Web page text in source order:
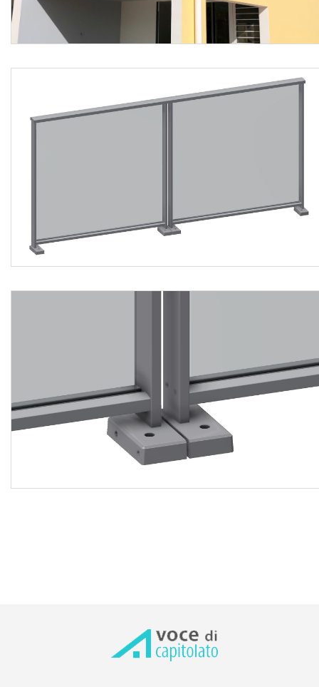
copertura in plastica colorata, tappi terminali per corrimano
in alluminio spazzolato anodizzato o verniciato a polvere.
Il prodotto deve rispettare le seguenti caratteristiche
fornitura: moduli preassemblati in produzione; tipologia
montaggio: sopra soletta o sul frontalino laterale; materiale
struttura: alluminio grezzo; finitura: spazzolato anodizzato
struttura in alluminio: classe A1 (EN 13501-1); saldabilità:
nel rispetto della norma EN 755-2; tipi di tamponature: a
vetro, con barre verticali, con pannello in lamiera forata;
dimensioni montanti: 60 x 15 mm; dimensione flangia a
pavimento: 129 x 65 x 26 (H) mm; dimensioni rotaia: 56 x
complessiva parapetto prescelto: 100 cm (tra pavimento e
sommità corrimano); spessore vetro stratificato: 8,76 mm;
max. carico lineare: > 2 kN/m per montaggio sopra soletta,
> 1 kN/m per montaggio laterale; distanza max. tra
montanti: 872 mm (montaggio sopra soletta), 1.472 mm
(montaggio laterale); norme di riferimento: NTC 2018 per
per la scelta del vetro; UNI 11678 per le prove di collaudo.
soletta, il riempimento frontale in paletti verticali o in
lamiera in alluminio in sostituzione del vetro di sicurezza
secondo il disegno esecutivo predisposto, mentre